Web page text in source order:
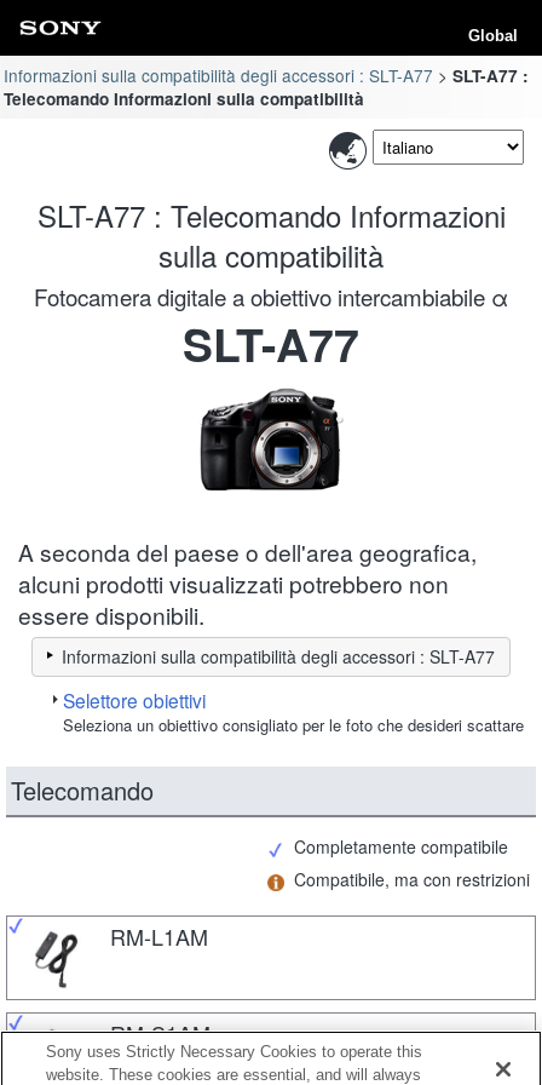
Global
Informazioni sulla compatibilità degli accessori : SLT-A77
SLT-A77 :
Telecomando Informazioni sulla compatibilità
SLT-A77 : Telecomando Informazioni
sulla compatibilità
Fotocamera digitale a obiettivo intercambiabile α
SLT-A77
A seconda del paese o dell'area geografica,
alcuni prodotti visualizzati potrebbero non
essere disponibili.
Informazioni sulla compatibilità degli accessori : SLT-A77
Selettore obiettivi
Seleziona un obiettivo consigliato per le foto che desideri scattare
Telecomando
Completamente compatibile
Compatibile, ma con restrizioni
RM-L1AM
RM-S1AM
Sony uses Strictly Necessary Cookies to operate this
website. These cookies are essential, and will always